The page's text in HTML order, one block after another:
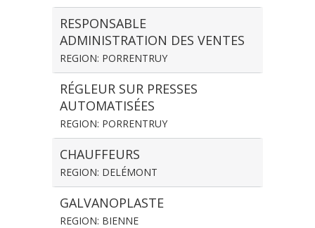
RESPONSABLE
ADMINISTRATION DES VENTES
REGION: PORRENTRUY
RÉGLEUR SUR PRESSES
AUTOMATISÉES
REGION: PORRENTRUY
CHAUFFEURS
REGION: DELÉMONT
GALVANOPLASTE
REGION: BIENNE